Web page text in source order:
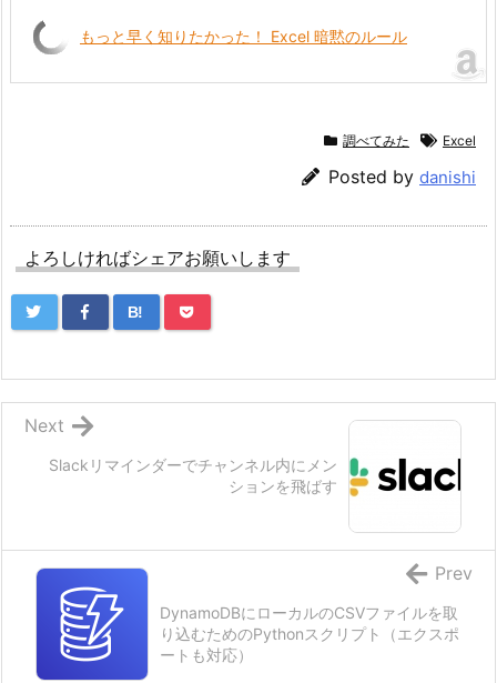
もっと早く知りたかった！ Excel 暗黙のルール
調べてみた Excel
Posted by danishi
よろしければシェアお願いします
B!
Slackリマインダーでチャンネル内にメン
ションを飛ばす
Next
DynamoDBにローカルのCSVファイルを取
り込むためのPythonスクリプト（エクスポ
ートも対応）
Prev